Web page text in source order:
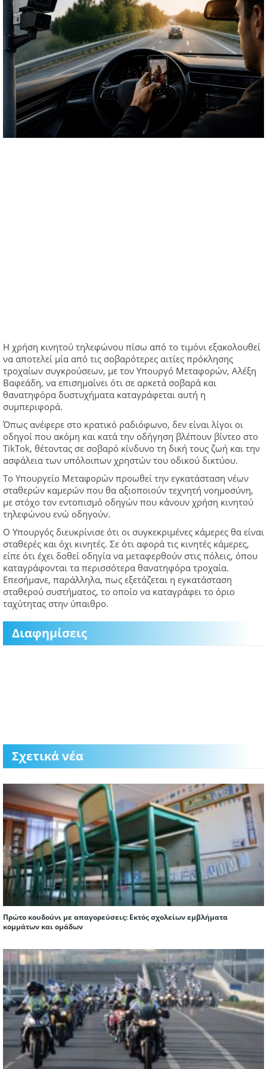
Η χρήση κινητού τηλεφώνου πίσω από το τιμόνι εξακολουθεί
να αποτελεί μία από τις σοβαρότερες αιτίες πρόκλησης
τροχαίων συγκρούσεων, με τον Υπουργό Μεταφορών, Αλέξη
Βαφεάδη, να επισημαίνει ότι σε αρκετά σοβαρά και
θανατηφόρα δυστυχήματα καταγράφεται αυτή η
συμπεριφορά.
Όπως ανέφερε στο κρατικό ραδιόφωνο, δεν είναι λίγοι οι
οδηγοί που ακόμη και κατά την οδήγηση βλέπουν βίντεο στο
TikTok, θέτοντας σε σοβαρό κίνδυνο τη δική τους ζωή και την
ασφάλεια των υπόλοιπων χρηστών του οδικού δικτύου.
Tο Υπουργείο Μεταφορών προωθεί την εγκατάσταση νέων
σταθερών καμερών που θα αξιοποιούν τεχνητή νοημοσύνη,
με στόχο τον εντοπισμό οδηγών που κάνουν χρήση κινητού
τηλεφώνου ενώ οδηγούν.
Ο Υπουργός διευκρίνισε ότι οι συγκεκριμένες κάμερες θα είναι
σταθερές και όχι κινητές. Σε ότι αφορά τις κινητές κάμερες,
είπε ότι έχει δοθεί οδηγία να μεταφερθούν στις πόλεις, όπου
καταγράφονται τα περισσότερα θανατηφόρα τροχαία.
Επεσήμανε, παράλληλα, πως εξετάζεται η εγκατάσταση
σταθερού συστήματος, το οποίο να καταγράφει το όριο
ταχύτητας στην ύπαιθρο.
Διαφημίσεις
Σχετικά νέα
Πρώτο κουδούνι με απαγορεύσεις: Εκτός σχολείων εμβλήματα
κομμάτων και ομάδων